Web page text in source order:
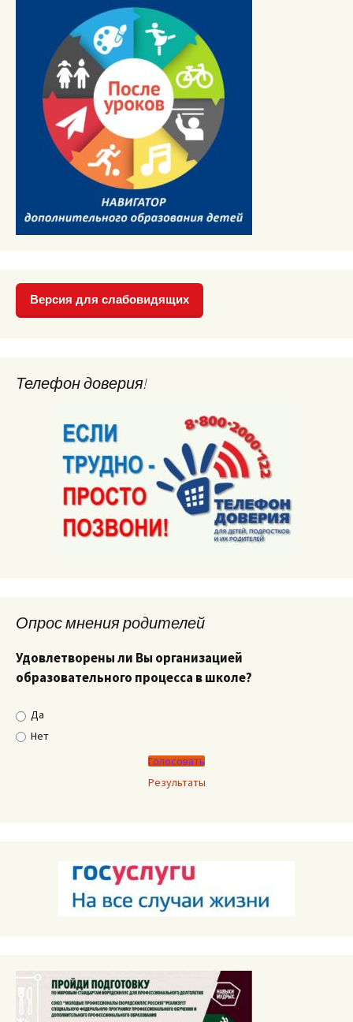
Версия для слабовидящих
Телефон доверия!
Опрос мнения родителей
Удовлетворены ли Вы организацией
образовательного процесса в школе?
Да
Нет
Результаты